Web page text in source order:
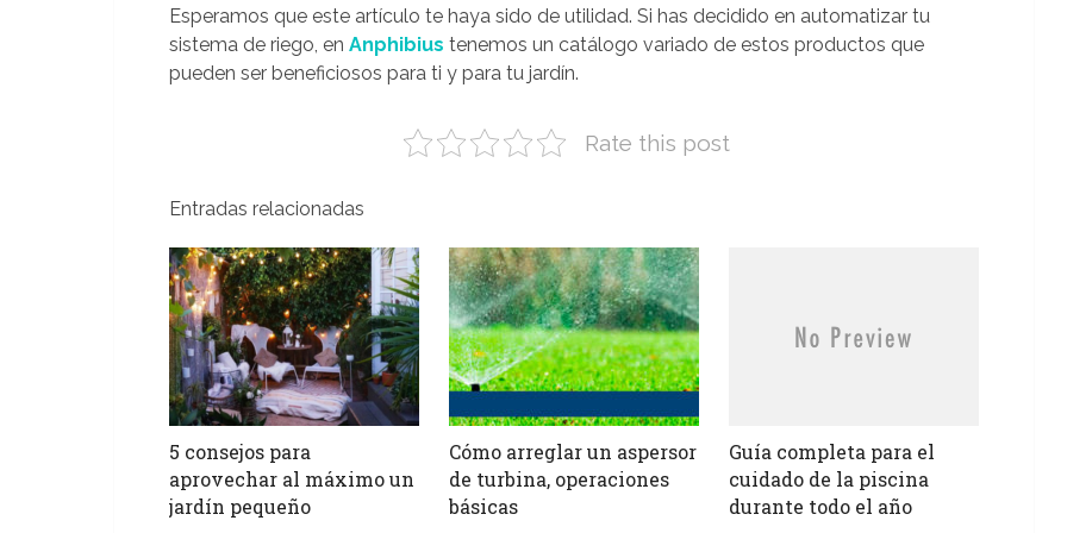
Esperamos que este artículo te haya sido de utilidad. Si has decidido en automatizar tu
sistema de riego, en Anphibius tenemos un catálogo variado de estos productos que
pueden ser beneficiosos para ti y para tu jardín.
Rate this post
Entradas relacionadas
5 consejos para
aprovechar al máximo un
jardín pequeño
Cómo arreglar un aspersor
de turbina, operaciones
básicas
Guía completa para el
cuidado de la piscina
durante todo el año